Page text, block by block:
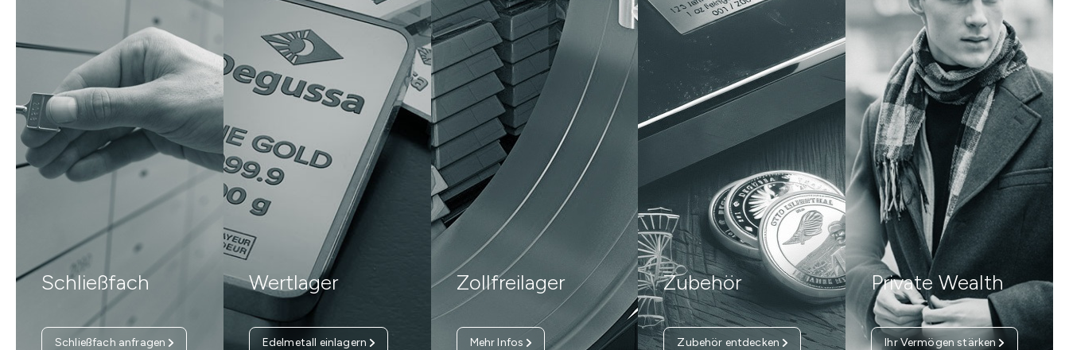
Schließfach
Schließfach anfragen
Wertlager
Edelmetall einlagern
Zollfreilager
Mehr Infos
Zubehör
Zubehör entdecken
Private Wealth
Ihr Vermögen stärken